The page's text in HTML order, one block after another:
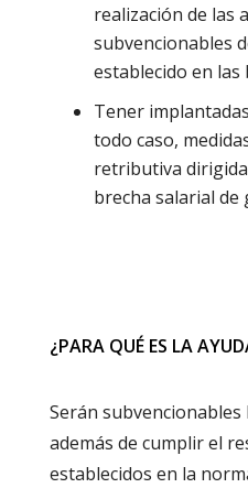
realización de las
subvencionables
establecido en las
Tener
todo caso,
retributiva
brecha salarial de
¿PARA QUÉ ES LA
Serán
además de cumplir el
establecidos en la